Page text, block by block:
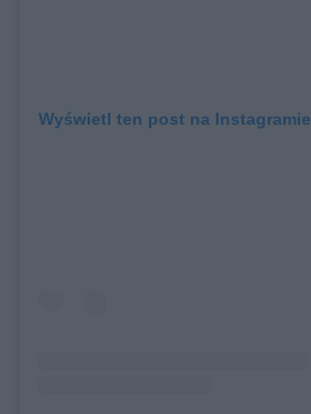
Wyświetl ten post na Instagramie